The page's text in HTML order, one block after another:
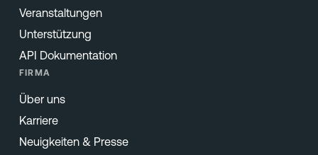
Veranstaltungen
Unterstützung
API Dokumentation
FIRMA
Über uns
Karriere
Neuigkeiten & Presse